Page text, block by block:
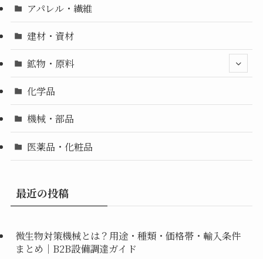
アパレル・繊維
建材・資材
鉱物・原料
化学品
機械・部品
医薬品・化粧品
最近の投稿
微生物対策機械とは？用途・種類・価格帯・輸入条件
まとめ｜B2B設備調達ガイド